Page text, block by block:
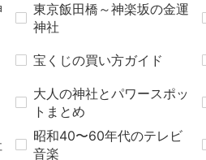
東京飯田橋～神楽坂の金運
神社
宝くじの買い方ガイド
大人の神社とパワースポッ
トまとめ
昭和40〜60年代のテレビ
音楽